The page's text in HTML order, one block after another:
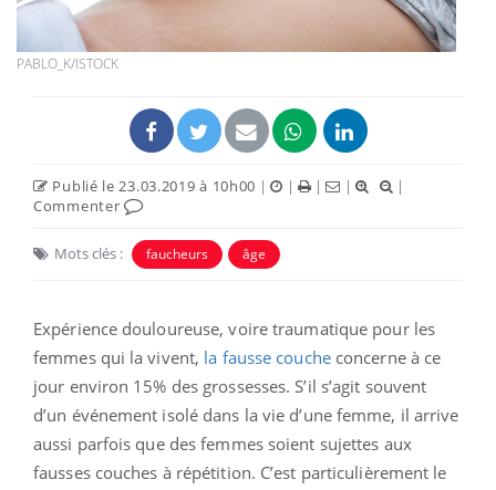
PABLO_K/ISTOCK
Publié le 23.03.2019 à 10h00 | | | |
|
Commenter
Mots clés : faucheurs âge
Expérience douloureuse, voire traumatique pour les
femmes qui la vivent, la fausse coucheconcerne à ce
jour environ 15% des grossesses. S’il s’agit souvent
d’un événement isolé dans la vie d’une femme, il arrive
aussi parfois que des femmes soient sujettes aux
fausses couches à répétition. C’est particulièrement le